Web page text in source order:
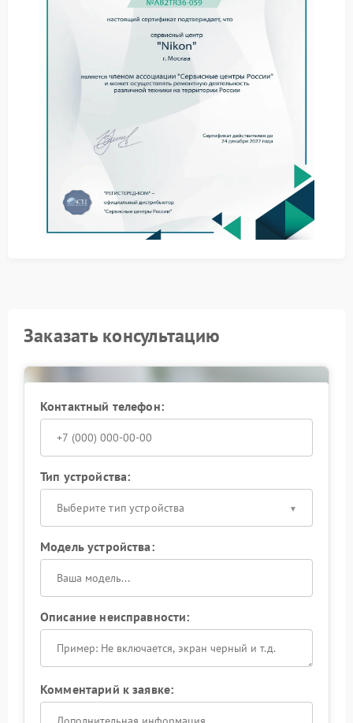
зона заедания, затем очищаются рабочие
поверхности, оценивается состояние
направляющих и креплений. После этого
сервисный центр Nikon выполняет сборку и
без лишнего усилия.
ремонт поврежденных элементов
настройка фокусировки
Почему важен
профессиональный ремонт
Самостоятельное вмешательство способно ухудшить
состояние оптики и нарушить соосность деталей.
Заказать консультацию
Контактный телефон:
Тип устройства:
Выберите тип устройства
Модель устройства:
Описание неисправности:
Комментарий к заявке: